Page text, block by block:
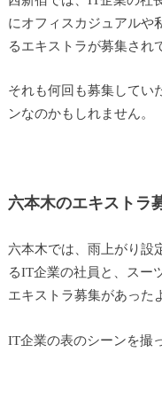
にオフィスカジュアルや
るエキストラが募集され
それも何回も募集してい
ンなのかもしれません。
六本木のエキストラ
六本木では、雨上がり設
るIT企業の社員と、スー
エキストラ募集があった
IT企業の表のシーンを撮